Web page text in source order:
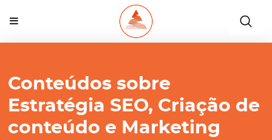
Conteúdos sobre
Estratégia SEO, Criação de
conteúdo e Marketing